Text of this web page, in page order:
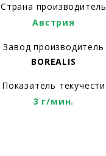
Страна производитель
Австрия
Завод производитель
BOREALIS
Показатель текучести
3 г/мин.